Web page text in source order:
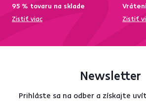
95 % tovaru na sklade
Zistiť viac
Zistiť
Newsletter
Prihláste sa na odber a získajte